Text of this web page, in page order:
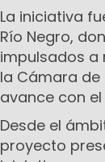
La iniciativa
Río Negro,
impulsados a
la Cámara de
avance con
Desde el
proyecto